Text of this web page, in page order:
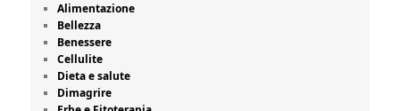
Alimentazione
Bellezza
Benessere
Cellulite
Dieta e salute
Dimagrire